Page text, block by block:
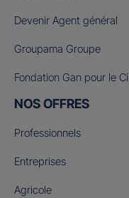
Devenir Agent général
Groupama Groupe
Fondation Gan pour le
NOS OFFRES
Professionnels
Entreprises
Agricole